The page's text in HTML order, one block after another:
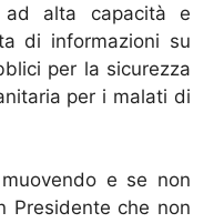
ad alta capacità e
di informazioni su
per la sicurezza
per i malati di
e se non
Presidente che non